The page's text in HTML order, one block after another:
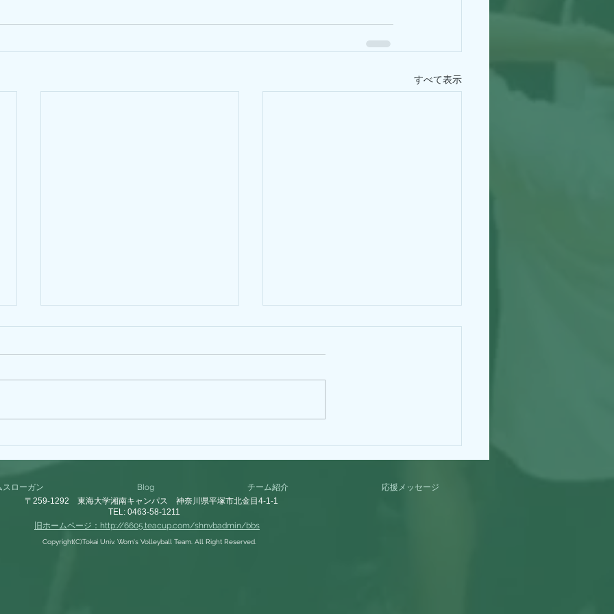
すべて表示
DAY！！！
DAY！！！
スローガン Blog チーム紹介 応援メッセージ
〒259-1292 東海大学湘南キャンパス 神奈川県平塚市北金目4-1-1
TEL: 0463-58-1211
旧ホームページ：http://6605.teacup.com/shnvbadmin/bbs
Copyright(C)Tokai Univ. Wom's Volleyball Team. All Right Reserved.